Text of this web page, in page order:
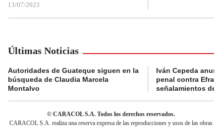
13/07/2023
Últimas Noticias
Autoridades de Guateque siguen en la
búsqueda de Claudia Marcela
Montalvo
Iván Cepeda
penal contra
señalamientos de
© CARACOL S.A. Todos los derechos reservados.
CARACOL S.A. realiza una reserva expresa de las reproducciones y usos de las obras